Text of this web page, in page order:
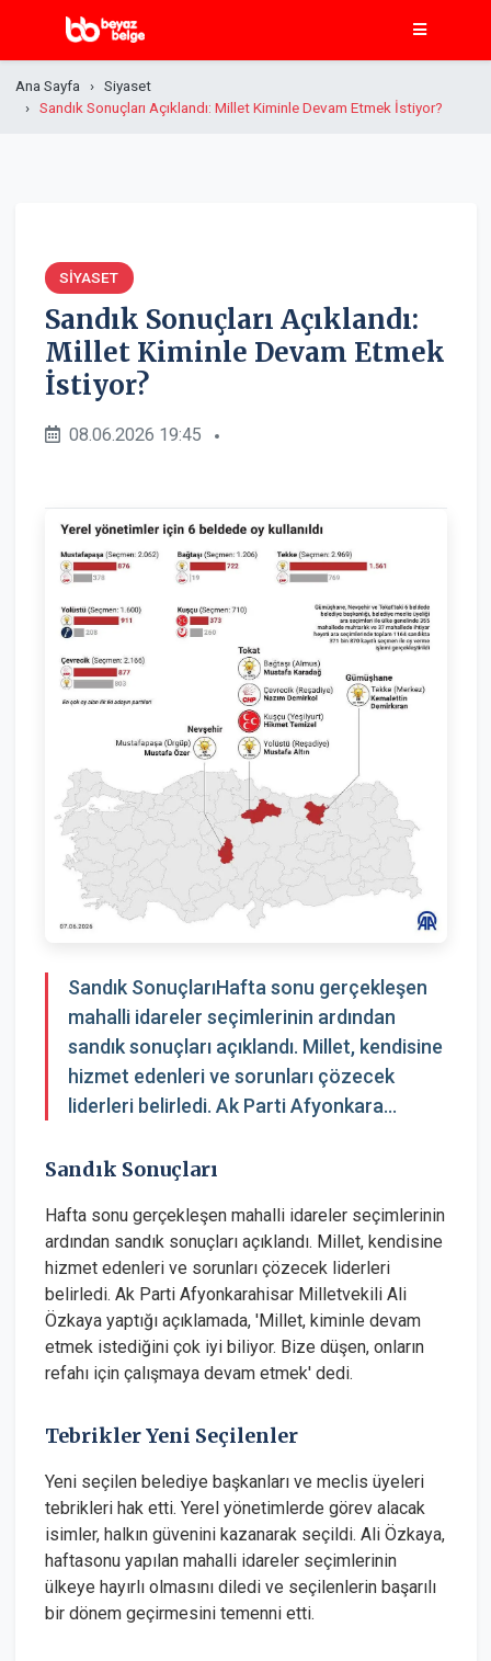
Ana Sayfa
Siyaset
Sandık Sonuçları Açıklandı: Millet Kiminle Devam Etmek İstiyor?
SIYASET
Sandık Sonuçları Açıklandı:
Millet Kiminle Devam Etmek
İstiyor?
08.06.2026 19:45
Sandık SonuçlarıHafta sonu gerçekleşen
mahalli idareler seçimlerinin ardından
sandık sonuçları açıklandı. Millet, kendisine
hizmet edenleri ve sorunları çözecek
liderleri belirledi. Ak Parti Afyonkara...
Sandık Sonuçları
Hafta sonu gerçekleşen mahalli idareler seçimlerinin
ardından sandık sonuçları açıklandı. Millet, kendisine
hizmet edenleri ve sorunları çözecek liderleri
belirledi. Ak Parti Afyonkarahisar Milletvekili Ali
Özkaya yaptığı açıklamada, 'Millet, kiminle devam
etmek istediğini çok iyi biliyor. Bize düşen, onların
refahı için çalışmaya devam etmek' dedi.
Tebrikler Yeni Seçilenler
Yeni seçilen belediye başkanları ve meclis üyeleri
tebrikleri hak etti. Yerel yönetimlerde görev alacak
isimler, halkın güvenini kazanarak seçildi. Ali Özkaya,
haftasonu yapılan mahalli idareler seçimlerinin
ülkeye hayırlı olmasını diledi ve seçilenlerin başarılı
bir dönem geçirmesini temenni etti.